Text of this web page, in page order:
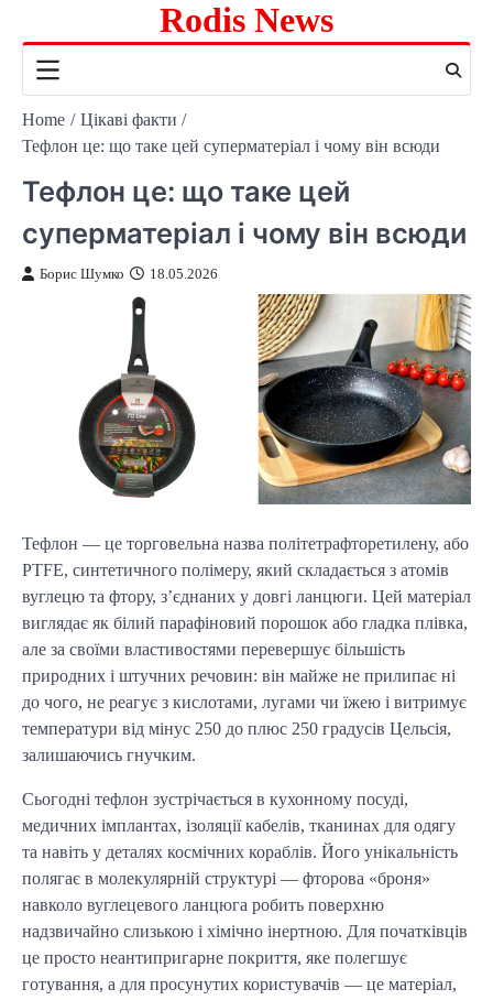
content
Rodis News
Home
Цікаві факти
Тефлон це: що таке цей суперматеріал і чому він всюди
Тефлон це: що таке цей
суперматеріал і чому він всюди
Борис Шумко 18.05.2026
Тефлон — це торговельна назва політетрафторетилену, або
PTFE, синтетичного полімеру, який складається з атомів
вуглецю та фтору, з’єднаних у довгі ланцюги. Цей матеріал
виглядає як білий парафіновий порошок або гладка плівка,
але за своїми властивостями перевершує більшість
природних і штучних речовин: він майже не прилипає ні
до чого, не реагує з кислотами, лугами чи їжею і витримує
температури від мінус 250 до плюс 250 градусів Цельсія,
залишаючись гнучким.
Сьогодні тефлон зустрічається в кухонному посуді,
медичних імплантах, ізоляції кабелів, тканинах для одягу
та навіть у деталях космічних кораблів. Його унікальність
полягає в молекулярній структурі — фторова «броня»
навколо вуглецевого ланцюга робить поверхню
надзвичайно слизькою і хімічно інертною. Для початківців
це просто неантипригарне покриття, яке полегшує
готування, а для просунутих користувачів — це матеріал,